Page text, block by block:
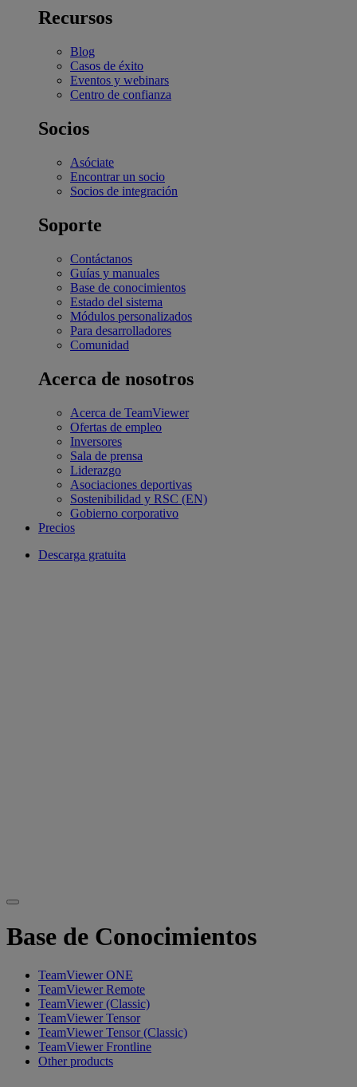
Recursos
Blog
Casos de éxito
Eventos y webinars
Centro de confianza
Socios
Asóciate
Encontrar un socio
Socios de integración
Soporte
Contáctanos
Guías y manuales
Base de conocimientos
Estado del sistema
Módulos personalizados
Para desarrolladores
Comunidad
Acerca de nosotros
Acerca de TeamViewer
Ofertas de empleo
Inversores
Sala de prensa
Liderazgo
Asociaciones deportivas
Sostenibilidad y RSC (EN)
Gobierno corporativo
Precios
Descarga gratuita
Base de Conocimientos
TeamViewer ONE
TeamViewer Remote
TeamViewer (Classic)
TeamViewer Tensor
TeamViewer Tensor (Classic)
TeamViewer Frontline
Other products